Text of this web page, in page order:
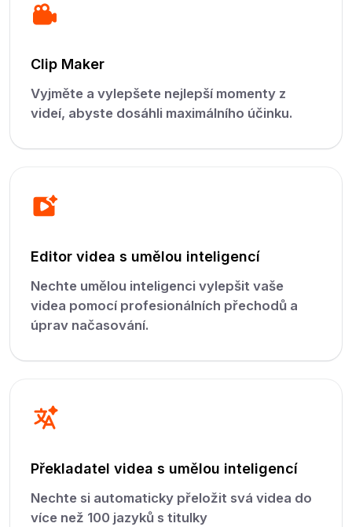
Clip Maker
Vyjměte a vylepšete nejlepší momenty z
videí, abyste dosáhli maximálního účinku.
Editor videa s umělou inteligencí
Nechte umělou inteligenci vylepšit vaše
videa pomocí profesionálních přechodů a
úprav načasování.
Překladatel videa s umělou inteligencí
Nechte si automaticky přeložit svá videa do
více než 100 jazyků s titulky